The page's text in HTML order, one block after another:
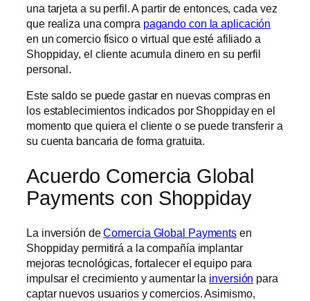
una tarjeta a su perfil. A partir de entonces, cada vez
que realiza una compra pagando con la aplicación
en un comercio físico o virtual que esté afiliado a
Shoppiday, el cliente acumula dinero en su perfil
personal.
Este saldo se puede gastar en nuevas compras en
los establecimientos indicados por Shoppiday en el
momento que quiera el cliente o se puede transferir a
su cuenta bancaria de forma gratuita.
Acuerdo Comercia Global
Payments con Shoppiday
La inversión deComercia Global Payments en
Shoppiday permitirá a la compañía implantar
mejoras tecnológicas, fortalecer el equipo para
impulsar el crecimiento y aumentar la inversión para
captar nuevos usuarios y comercios. Asimismo,